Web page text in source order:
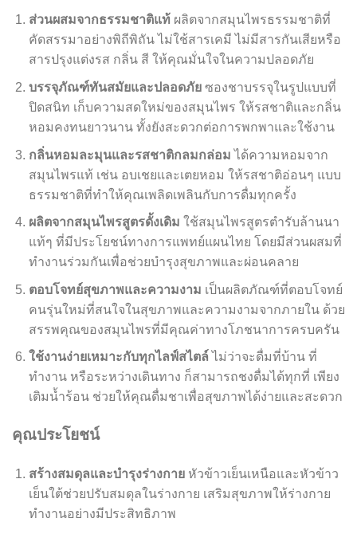
ส่วนผสมจากธรรมชาติแท้ ผลิตจากสมุนไพรธรรมชาติที่
คัดสรรมาอย่างพิถีพิถัน ไม่ใช้สารเคมี ไม่มีสารกันเสียหรือ
สารปรุงแต่งรส กลิ่น สี ให้คุณมั่นใจในความปลอดภัย
บรรจุภัณฑ์ทันสมัยและปลอดภัยซองชาบรรจุในรูปแบบที่
ปิดสนิท เก็บความสดใหม่ของสมุนไพร ให้รสชาติและกลิ่น
หอมคงทนยาวนาน ทั้งยังสะดวกต่อการพกพาและใช้งาน
กลิ่นหอมละมุนและรสชาติกลมกล่อม ได้ความหอมจาก
สมุนไพรแท้ เช่น อบเชยและเตยหอม ให้รสชาติอ่อนๆ แบบ
ธรรมชาติที่ทำให้คุณเพลิดเพลินกับการดื่มทุกครั้ง
ผลิตจากสมุนไพรสูตรดั้งเดิม ใช้สมุนไพรสูตรตำรับล้านนา
แท้ๆ ที่มีประโยชน์ทางการแพทย์แผนไทย โดยมีส่วนผสมที่
ทำงานร่วมกันเพื่อช่วยบำรุงสุขภาพและผ่อนคลาย
ตอบโจทย์สุขภาพและความงาม เป็นผลิตภัณฑ์ที่ตอบโจทย์
คนรุ่นใหม่ที่สนใจในสุขภาพและความงามจากภายใน ด้วย
สรรพคุณของสมุนไพรที่มีคุณค่าทางโภชนาการครบครัน
ใช้งานง่ายเหมาะกับทุกไลฟ์สไตล์ ไม่ว่าจะดื่มที่บ้าน ที่
ทำงาน หรือระหว่างเดินทาง ก็สามารถชงดื่มได้ทุกที่ เพียง
เติมน้ำร้อน ช่วยให้คุณดื่มชาเพื่อสุขภาพได้ง่ายและสะดวก
คุณประโยชน์
สร้างสมดุลและบำรุงร่างกายหัวข้าวเย็นเหนือและหัวข้าว
เย็นใต้ช่วยปรับสมดุลในร่างกาย เสริมสุขภาพให้ร่างกาย
ทำงานอย่างมีประสิทธิภาพ